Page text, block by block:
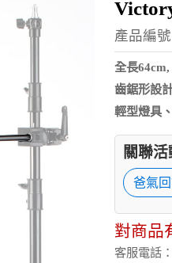
產品編
全長
齒鋸形設
輕型燈具
關聯
爸氣
對商品
客服電話